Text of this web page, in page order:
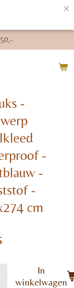
×
-
-
-
-
cm
In
winkelwagen